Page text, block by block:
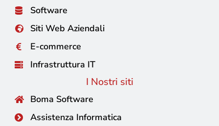
Software
Siti Web Aziendali
E-commerce
Infrastruttura IT
I Nostri siti
Boma Software
Assistenza Informatica